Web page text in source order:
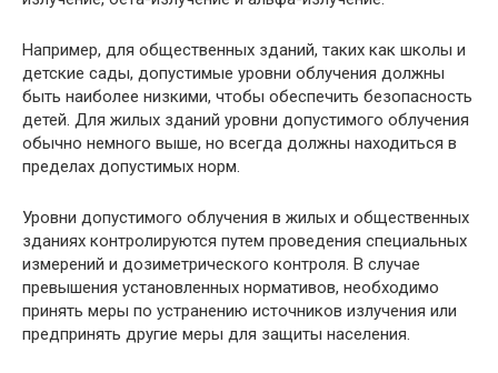
Например, для общественных зданий, таких как школы и
детские сады, допустимые уровни облучения должны
быть наиболее низкими, чтобы обеспечить безопасность
детей. Для жилых зданий уровни допустимого облучения
обычно немного выше, но всегда должны находиться в
пределах допустимых норм.
Уровни допустимого облучения в жилых и общественных
зданиях контролируются путем проведения специальных
измерений и дозиметрического контроля. В случае
превышения установленных нормативов, необходимо
принять меры по устранению источников излучения или
предпринять другие меры для защиты населения.